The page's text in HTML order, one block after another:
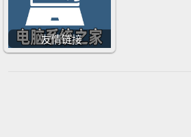
友情链接